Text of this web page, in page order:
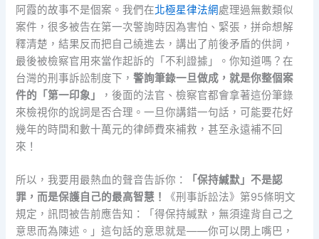
阿霞的故事不是個案。我們在北極星律法網處理過無數類似
案件，很多被告在第一次警詢時因為害怕、緊張，拼命想解
釋清楚，結果反而把自己繞進去，講出了前後矛盾的供詞，
最後被檢察官用來當作起訴的「不利證據」。你知道嗎？在
台灣的刑事訴訟制度下，警詢筆錄一旦做成，就是你整個案
件的「第一印象」
，後面的法官、檢察官都會拿著這份筆錄
來檢視你的說詞是否合理。一旦你講錯一句話，可能要花好
幾年的時間和數十萬元的律師費來補救，甚至永遠補不回
來！
所以，我要用最熱血的聲音告訴你：
「保持緘默」不是認
罪，而是保護自己的最高智慧！
《刑事訴訟法》第95條明文
規定，訊問被告前應告知：「得保持緘默，無須違背自己之
意思而為陳述。」這句話的意思就是——你可以閉上嘴巴，